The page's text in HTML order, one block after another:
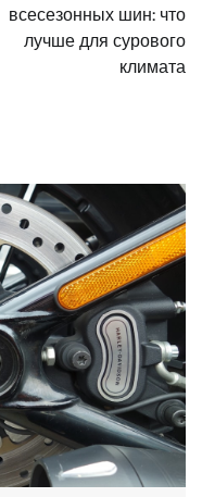
всесезонных шин: что
лучше для сурового
климата